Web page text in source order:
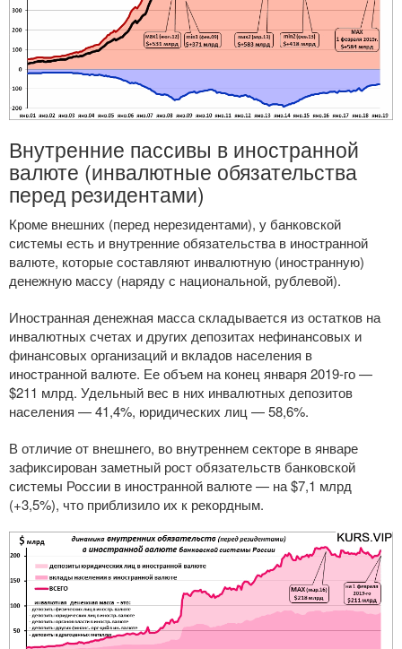
Внутренние пассивы в иностранной
валюте (инвалютные обязательства
перед резидентами)
Кроме внешних (перед нерезидентами), у банковской
системы есть и внутренние обязательства в иностранной
валюте, которые составляют инвалютную (иностранную)
денежную массу (наряду с национальной, рублевой).
Иностранная денежная масса складывается из остатков на
инвалютных счетах и других депозитах нефинансовых и
финансовых организаций и вкладов населения в
иностранной валюте. Ее объем на конец января 2019-го—
$211 млрд. Удельный вес в них инвалютных депозитов
населения — 41,4%, юридических лиц — 58,6%.
В отличие от внешнего, во внутреннем секторе в январе
зафиксирован заметный рост обязательств банковской
системы России в иностранной валюте — на $7,1 млрд
(+3,5%), что приблизило их к рекордным.